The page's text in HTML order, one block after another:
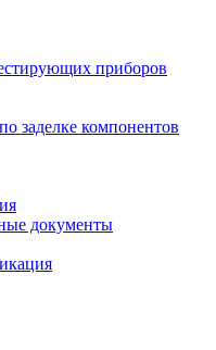
приборов
заделке компонентов
документы